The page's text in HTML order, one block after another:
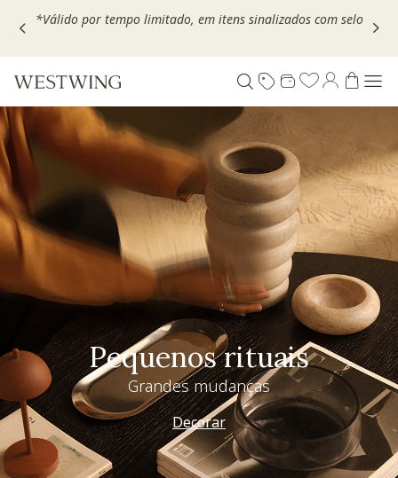
Escolha seu VOUCHER e ganhe até 30% OFF*: useMOVEL30,
Pequenos rituais
Grandes mudanças
Decorar